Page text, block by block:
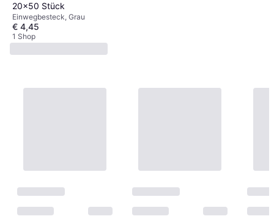
20x50 Stück
Einwegbesteck, Grau
€ 4,45
1 Shop